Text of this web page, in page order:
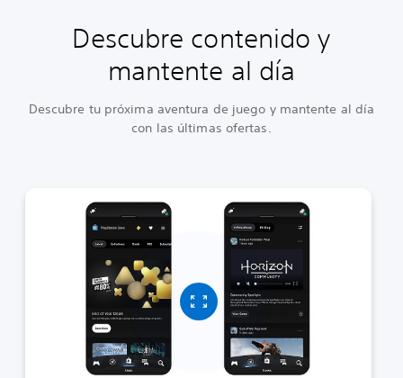
Descubre contenido y
mantente al día
Descubre tu próxima aventura de juego y mantente al día
con las últimas ofertas.